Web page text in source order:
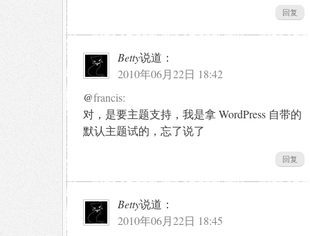
回复
Betty说道：
2010年06月22日 18:42
@francis:
对，是要主题支持，我是拿 WordPress 自带的
默认主题试的，忘了说了
回复
Betty说道：
2010年06月22日 18:45